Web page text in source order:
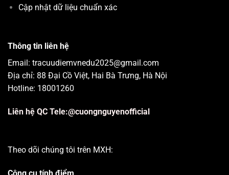
Cập nhật dữ liệu chuẩn xác
Thông tin liên hệ
Email: tracuudiemvnedu2025@gmail.com
Địa chỉ: 88 Đại Cồ Việt, Hai Bà Trưng, Hà Nội
Hotline: 18001260
Liên hệ QC Tele:@cuongnguyenofficial
Theo dõi chúng tôi trên MXH: